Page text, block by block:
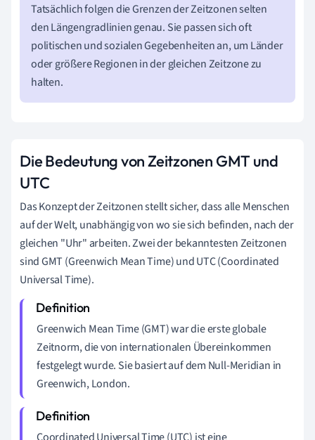
Tatsächlich folgen die Grenzen der Zeitzonen selten
den Längengradlinien genau. Sie passen sich oft
politischen und sozialen Gegebenheiten an, um Länder
oder größere Regionen in der gleichen Zeitzone zu
halten.
Die Bedeutung von Zeitzonen GMT und
UTC
Das Konzept der Zeitzonen stellt sicher, dass alle Menschen
auf der Welt, unabhängig von wo sie sich befinden, nach der
gleichen "Uhr" arbeiten. Zwei der bekanntesten Zeitzonen
sind GMT (Greenwich Mean Time) und UTC (Coordinated
Universal Time).
Greenwich Mean Time (GMT)war die erste globale
Zeitnorm, die von internationalen Übereinkommen
festgelegt wurde. Sie basiert auf dem Null-Meridian in
Greenwich, London.
Coordinated Universal Time (UTC) ist eine